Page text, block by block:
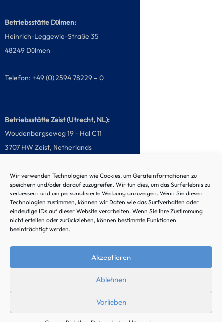
Wir verwenden Technologien wie Cookies, um Geräteinformationen zu
speichern und/oder darauf zuzugreifen. Wir tun dies, um das Surferlebnis zu
verbessern und um personalisierte Werbung anzuzeigen. Wenn Sie diesen
Technologien zustimmen, können wir Daten wie das Surfverhalten oder
eindeutige IDs auf dieser Website verarbeiten. Wenn Sie Ihre Zustimmung
nicht erteilen oder zurückziehen, können bestimmte Funktionen
beeinträchtigt werden.
Akzeptieren
Ablehnen
Vorlieben
Betriebsstätte Dülmen:
Heinrich-Leggewie-Straße 35
48249 Dülmen
Telefon: +49 (0) 2594 78229 – 0
Betriebsstätte Zeist (Utrecht, NL):
Woudenbergseweg 19 - Hal C11
3707 HW Zeist, Netherlands
Telefon: +31 (0) 85 020981 - 0
Störungs-Hotline
© 2024 by Noordtec